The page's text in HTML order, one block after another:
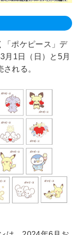
「ポケピース」デ
月1日（日）と5月
れる。